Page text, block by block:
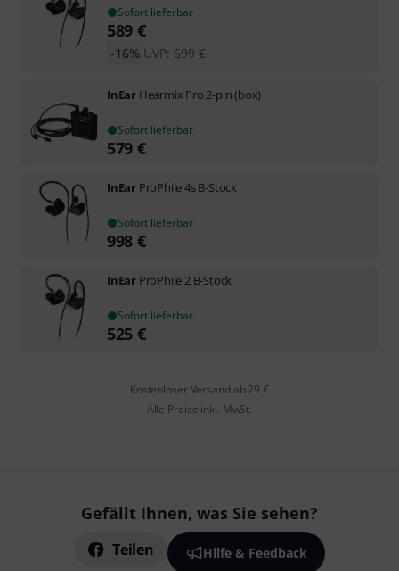
Sofort lieferbar
589 €
UVP: 699 €
-16%
InEar Hearmix Pro 2-pin (box)
Sofort lieferbar
579 €
InEar ProPhile 4s B-Stock
Sofort lieferbar
998 €
InEar ProPhile 2 B-Stock
Sofort lieferbar
525 €
Kostenloser Versand ab 29 €
Alle Preise inkl. MwSt.
Gefällt Ihnen, was Sie sehen?
Teilen Hilfe & Feedback